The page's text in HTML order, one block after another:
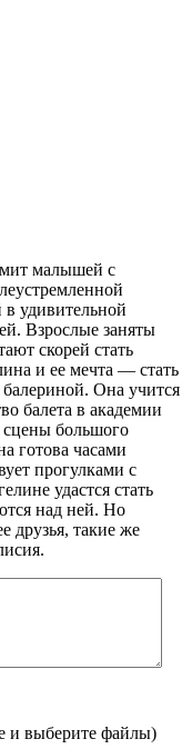
малышей с
удивительной
Взрослые заняты
скорей стать
и ее мечта — стать
Она учится
балета в академии
сцены большого
готова часами
прогулками с
удастся стать
над ней. Но
друзья, такие же
и выберите файлы)